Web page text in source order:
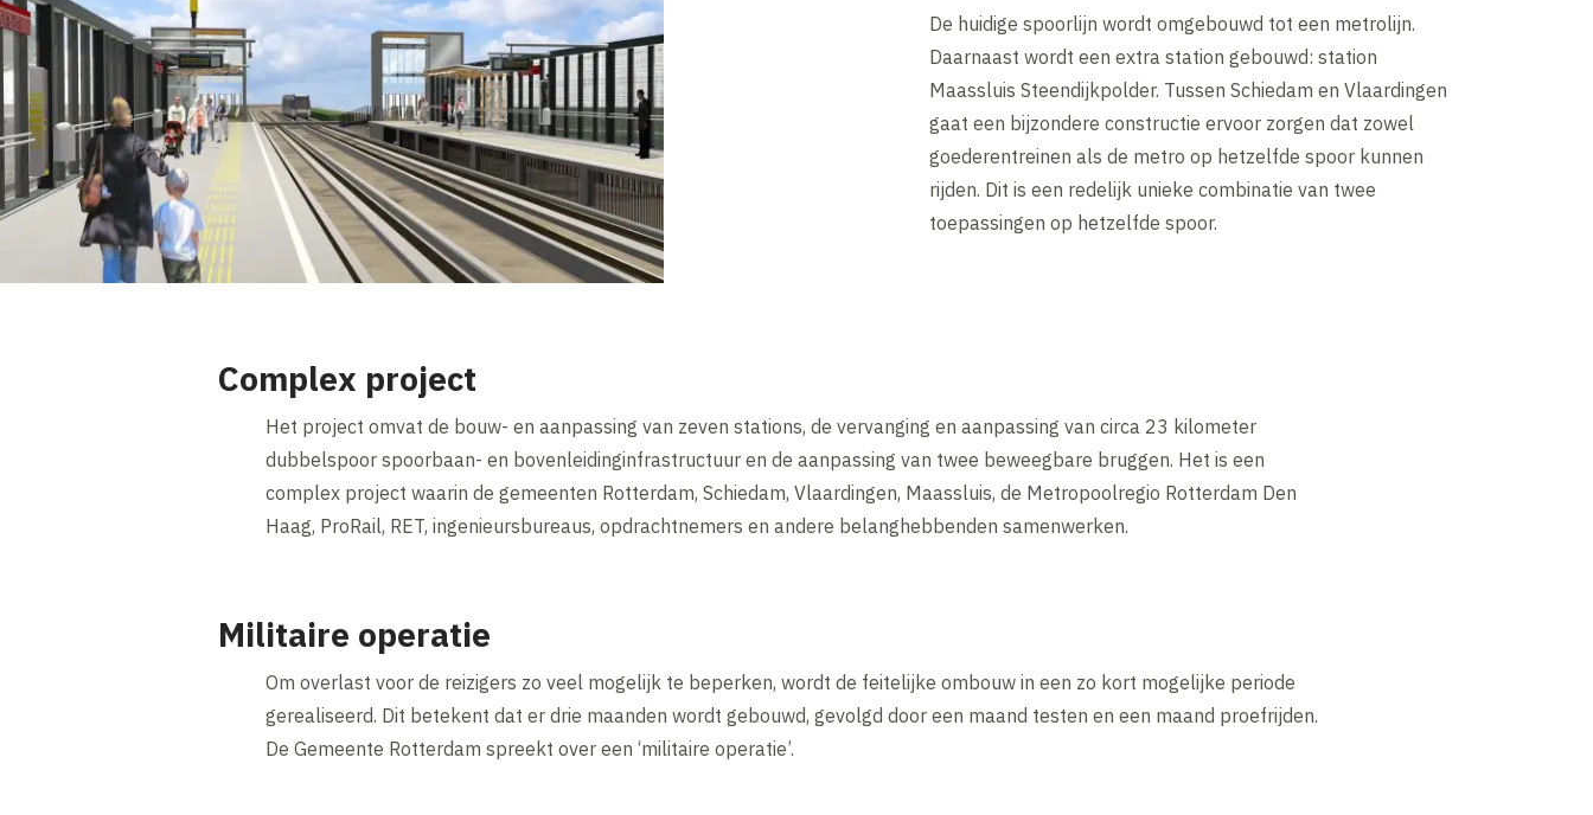
De huidige spoorlijn wordt omgebouwd tot een metrolijn.
Daarnaast wordt een extra station gebouwd: station
Maassluis Steendijkpolder. Tussen Schiedam en Vlaardingen
gaat een bijzondere constructie ervoor zorgen dat zowel
goederentreinen als de metro op hetzelfde spoor kunnen
rijden. Dit is een redelijk unieke combinatie van twee
toepassingen op hetzelfde spoor.
Complex project
Het project omvat de bouw- en aanpassing van zeven stations, de vervanging en aanpassing van circa 23 kilometer
dubbelspoor spoorbaan- en bovenleidinginfrastructuur en de aanpassing van twee beweegbare bruggen. Het is een
complex project waarin de gemeenten Rotterdam, Schiedam, Vlaardingen, Maassluis, de Metropoolregio Rotterdam Den
Haag, ProRail, RET, ingenieursbureaus, opdrachtnemers en andere belanghebbenden samenwerken.
Militaire operatie
Om overlast voor de reizigers zo veel mogelijk te beperken, wordt de feitelijke ombouw in een zo kort mogelijke periode
gerealiseerd. Dit betekent dat er drie maanden wordt gebouwd, gevolgd door een maand testen en een maand proefrijden.
De Gemeente Rotterdam spreekt over een ‘militaire operatie’.